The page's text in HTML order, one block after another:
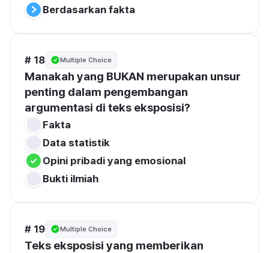
Berdasarkan fakta
# 18 Multiple Choice
Manakah yang BUKAN merupakan unsur
penting dalam pengembangan
argumentasi di teks eksposisi?
Fakta
Data statistik
Opini pribadi yang emosional
Bukti ilmiah
# 19 Multiple Choice
Teks eksposisi yang memberikan